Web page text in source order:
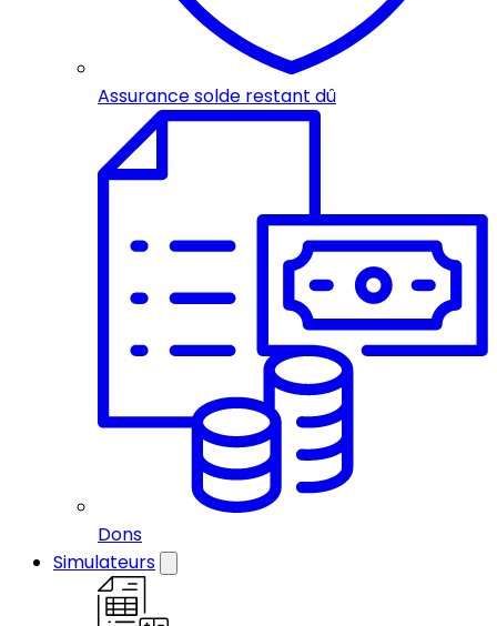
Assurance solde restant dû
Dons
Simulateurs